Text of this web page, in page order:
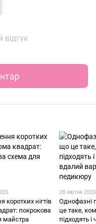
коротких нігтів
покрокова
майстра
28 квітня 2026
Однофазні
це таке,
підходять і